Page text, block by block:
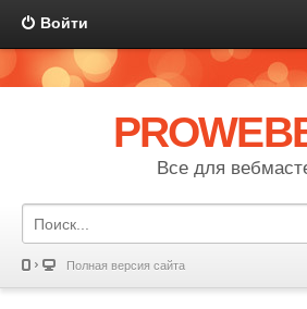
Войти
Все для
Полная версия сайта